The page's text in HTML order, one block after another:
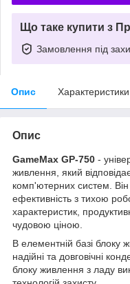
Що таке купити з
Замовлення під
Опис Характеристики
Опис
GameMax GP-750 -
живлення, який
комп'ютерних систем. Він
ефективність з тихою
характеристик,
чудовою ціною.
В елементній базі блоку
надійні та довговічні
блоку живлення з ладу